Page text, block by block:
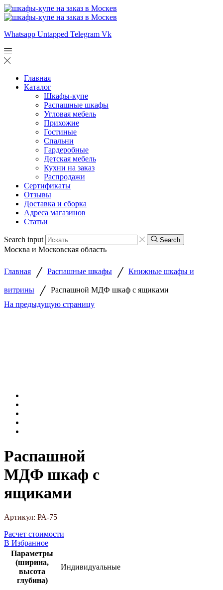
Whatsapp Untapped Telegram Vk
Главная
Каталог
Шкафы-купе
Распашные шкафы
Угловая мебель
Прихожие
Гостиные
Спальни
Гардеробные
Детская мебель
Кухни на заказ
Распродажи
Сертификаты
Отзывы
Доставка и сборка
Адреса магазинов
Статьи
Search input Search
Москва и Московская область
Главная / Распашные шкафы / Книжные шкафы и
витрины / Распашной МДФ шкаф с ящиками
На предыдущую страницу
Распашной
МДФ шкаф с
ящиками
Артикул: РА-75
Расчет стоимости
В Избранное
Параметры
(ширина,
высота
глубина)
Индивидуальные